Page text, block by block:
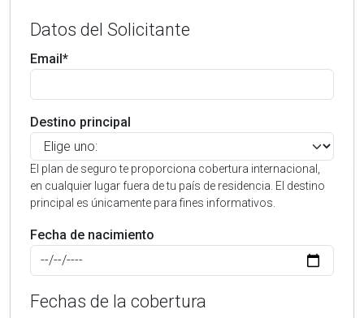
Datos del Solicitante
Email*
Destino principal
El plan de seguro te proporciona cobertura internacional,
en cualquier lugar fuera de tu país de residencia. El destino
principal es únicamente para fines informativos.
Fecha de nacimiento
Fechas de la cobertura